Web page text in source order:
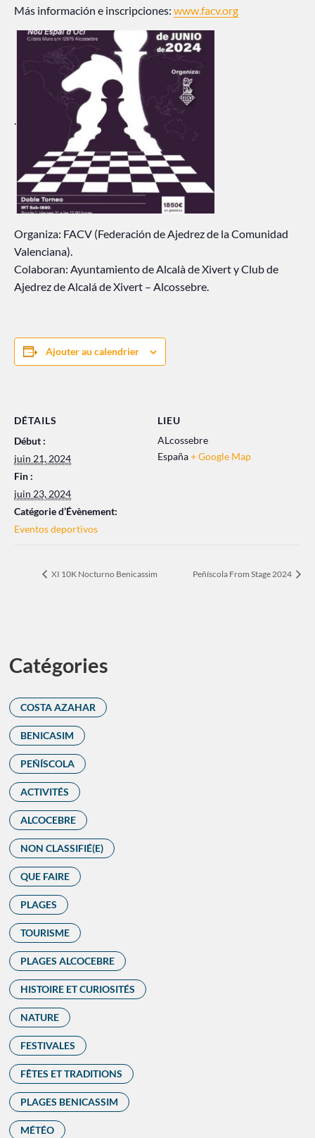
Más información e inscripciones: www.facv.org
.
Organiza: FACV (Federación de Ajedrez de la Comunidad
Valenciana).
Colaboran: Ayuntamiento de Alcalà de Xivert y Club de
Ajedrez de Alcalá de Xivert – Alcossebre.
Ajouter au calendrier
DÉTAILS
Début :
juin 21, 2024
Fin :
juin 23, 2024
Catégorie d’Évènement:
Eventos deportivos
LIEU
ALcossebre
España+ Google Map
XI 10K Nocturno Benicassim Peñíscola From Stage 2024
Catégories
COSTA AZAHAR
BENICASIM
PEÑÍSCOLA
ACTIVITÉS
ALCOCEBRE
NON CLASSIFIÉ(E)
QUE FAIRE
PLAGES
TOURISME
PLAGES ALCOCEBRE
HISTOIRE ET CURIOSITÉS
NATURE
FESTIVALES
FÊTES ET TRADITIONS
PLAGES BENICASSIM
MÉTÉO